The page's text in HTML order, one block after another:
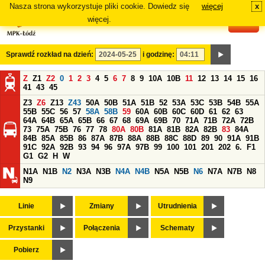
Nasza strona wykorzystuje pliki cookie. Dowiedz się
więcej.
więcej x
Sprawdź rozkład na dzień: i godzinę:
Z Z1 Z2 0 1 2 3 4 5 6 7 8 9 10A 10B 11 12 13 14 15 16
41 43 45
Z3 Z6 Z13 Z43 50A 50B 51A 51B 52 53A 53C 53B 54B 55A
55B 55C 56 57 58A 58B 59 60A 60B 60C 60D 61 62 63
64A 64B 65A 65B 66 67 68 69A 69B 70 71A 71B 72A 72B
73 75A 75B 76 77 78 80A 80B 81A 81B 82A 82B 83 84A
84B 85A 85B 86 87A 87B 88A 88B 88C 88D 89 90 91A 91B
91C 92A 92B 93 94 96 97A 97B 99 100 101 201 202 6.
F1
G1 G2 H
W
N1A
N1B N2 N3A N3B N4A N4B N5A N5B N6 N7A N7B
N8
N9
Linie Zmiany Utrudnienia
Przystanki Połączenia Schematy
Pobierz